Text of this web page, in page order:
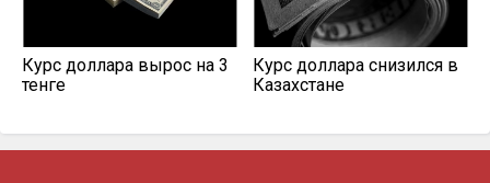
Курс доллара вырос на 3
тенге
Курс доллара снизился в
Казахстане